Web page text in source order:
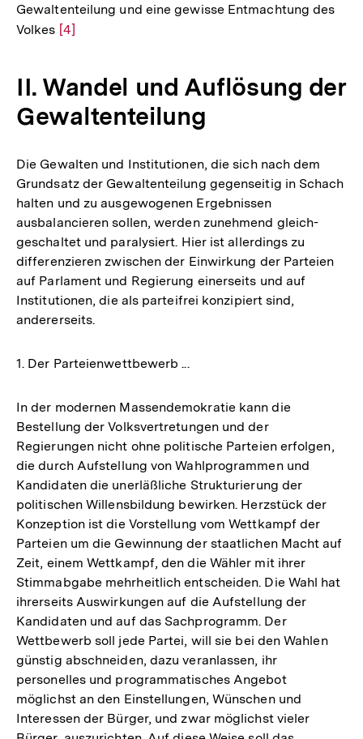
Gewaltenteilung und eine gewisse Entmachtung des
Volkes Zur
Fußnote
[4]
II. Wandel und Auflösung der
Gewaltenteilung
Die Gewalten und Institutionen, die sich nach dem
Grundsatz der Gewaltenteilung gegenseitig in Schach
halten und zu ausgewogenen Ergebnissen
ausbalancieren sollen, werden zunehmend gleich-
geschaltet und paralysiert. Hier ist allerdings zu
differenzieren zwischen der Einwirkung der Parteien
auf Parlament und Regierung einerseits und auf
Institutionen, die als parteifrei konzipiert sind,
andererseits.
1. Der Parteienwettbewerb ...
In der modernen Massendemokratie kann die
Bestellung der Volksvertretungen und der
Regierungen nicht ohne politische Parteien erfolgen,
die durch Aufstellung von Wahlprogrammen und
Kandidaten die unerläßliche Strukturierung der
politischen Willensbildung bewirken. Herzstück der
Konzeption ist die Vorstellung vom Wettkampf der
Parteien um die Gewinnung der staatlichen Macht auf
Zeit, einem Wettkampf, den die Wähler mit ihrer
Stimmabgabe mehrheitlich entscheiden. Die Wahl hat
ihrerseits Auswirkungen auf die Aufstellung der
Kandidaten und auf das Sachprogramm. Der
Wettbewerb soll jede Partei, will sie bei den Wahlen
günstig abschneiden, dazu veranlassen, ihr
personelles und programmatisches Angebot
möglichst an den Einstellungen, Wünschen und
Interessen der Bürger, und zwar möglichst vieler